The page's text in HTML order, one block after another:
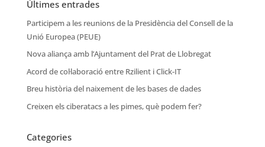
Últimes entrades
Participem a les reunions de la Presidència del Consell de la
Unió Europea (PEUE)
Nova aliança amb l’Ajuntament del Prat de Llobregat
Acord de col·laboració entre Rzilient i Click-IT
Breu història del naixement de les bases de dades
Creixen els ciberatacs a les pimes, què podem fer?
Categories